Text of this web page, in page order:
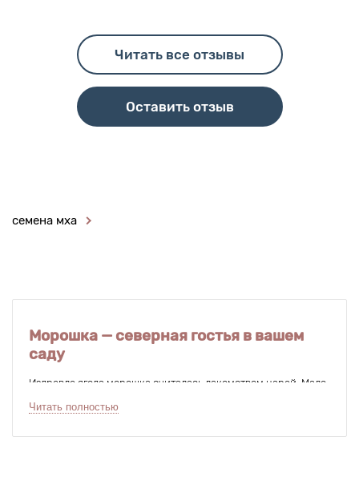
Читать все отзывы
Оставить отзыв
семена мха
Морошка — северная гостья в вашем
саду
Издревле ягода морошка считалась лакомством царей. Мало
болотный стражник и даже арктическая малина. В природе
Читать полностью